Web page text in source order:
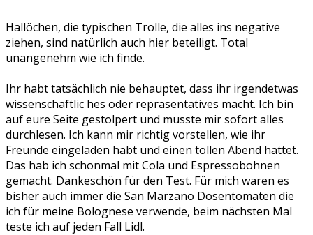
Hallöchen, die typischen Trolle, die alles ins negative
ziehen, sind natürlich auch hier beteiligt. Total
unangenehm wie ich finde.
Ihr habt tatsächlich nie behauptet, dass ihr irgendetwas
wissenschaftlic hes oder repräsentatives macht. Ich bin
auf eure Seite gestolpert und musste mir sofort alles
durchlesen. Ich kann mir richtig vorstellen, wie ihr
Freunde eingeladen habt und einen tollen Abend hattet.
Das hab ich schonmal mit Cola und Espressobohnen
gemacht. Dankeschön für den Test. Für mich waren es
bisher auch immer die San Marzano Dosentomaten die
ich für meine Bolognese verwende, beim nächsten Mal
teste ich auf jeden Fall Lidl.